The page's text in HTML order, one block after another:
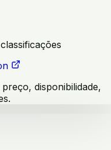
disponibilidade,